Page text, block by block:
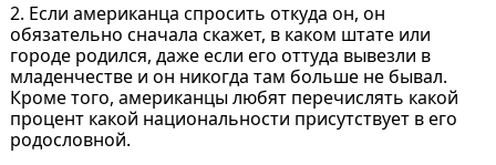
2. Если американца спросить откуда он, он
обязательно сначала скажет, в каком штате или
городе родился, даже если его оттуда вывезли в
младенчестве и он никогда там больше не бывал.
Кроме того, американцы любят перечислять какой
процент какой национальности присутствует в его
родословной.